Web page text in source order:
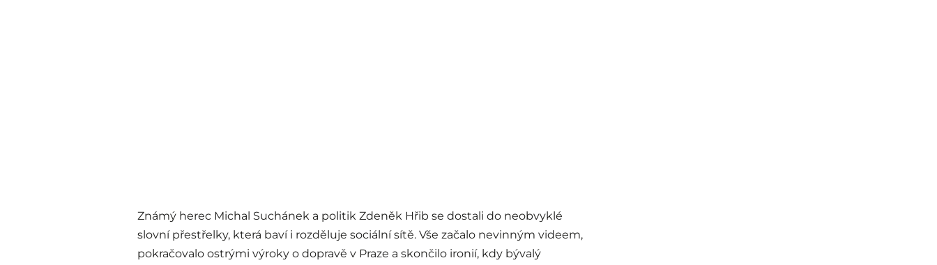
Známý herec Michal Suchánek a politik Zdeněk Hřib se dostali do neobvyklé
slovní přestřelky, která baví i rozděluje sociální sítě. Vše začalo nevinným videem,
pokračovalo ostrými výroky o dopravě v Praze a skončilo ironií, kdy bývalý